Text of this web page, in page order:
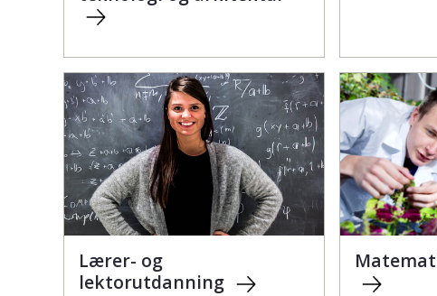
Lærer- og
lektorutdanning